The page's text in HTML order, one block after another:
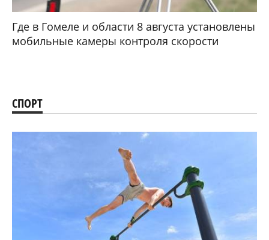
Где в Гомеле и области 8 августа установлены
мобильные камеры контроля скорости
СПОРТ